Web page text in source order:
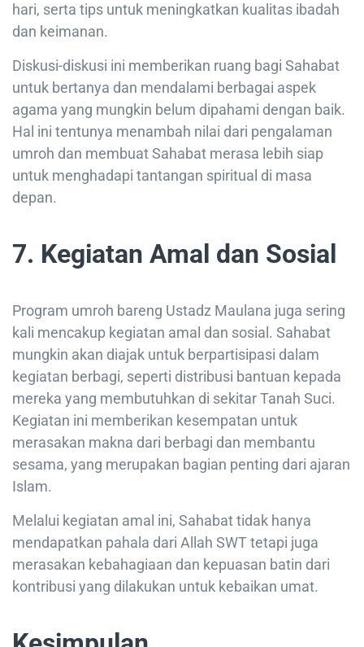
hari, serta tips untuk meningkatkan kualitas ibadah
dan keimanan.
Diskusi-diskusi ini memberikan ruang bagi Sahabat
untuk bertanya dan mendalami berbagai aspek
agama yang mungkin belum dipahami dengan baik.
Hal ini tentunya menambah nilai dari pengalaman
umroh dan membuat Sahabat merasa lebih siap
untuk menghadapi tantangan spiritual di masa
depan.
7. Kegiatan Amal dan Sosial
Program umroh bareng Ustadz Maulana juga sering
kali mencakup kegiatan amal dan sosial. Sahabat
mungkin akan diajak untuk berpartisipasi dalam
kegiatan berbagi, seperti distribusi bantuan kepada
mereka yang membutuhkan di sekitar Tanah Suci.
Kegiatan ini memberikan kesempatan untuk
merasakan makna dari berbagi dan membantu
sesama, yang merupakan bagian penting dari ajaran
Islam.
Melalui kegiatan amal ini, Sahabat tidak hanya
mendapatkan pahala dari Allah SWT tetapi juga
merasakan kebahagiaan dan kepuasan batin dari
kontribusi yang dilakukan untuk kebaikan umat.